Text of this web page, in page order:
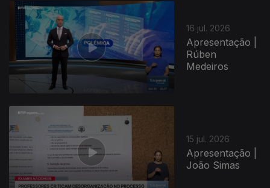
16 jul. 2026
Apresentação |
Rúben
Medeiros
15 jul. 2026
Apresentação |
João Simas
943001